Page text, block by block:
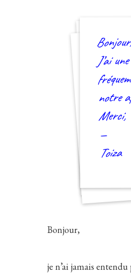
J’ai
notre
Merci,
—
Toiza
Bonjour,
je n’ai jamais